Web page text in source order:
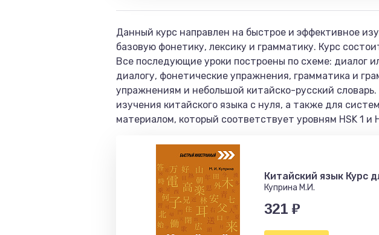
Данный курс направлен на быстрое и эффективное
базовую фонетику, лексику и грамматику. Курс
Все последующие уроки построены по схеме: диалог
диалогу, фонетические упражнения, грамматика и
упражнениям и небольшой китайско-русский
изучения китайского языка с нуля, а также для
материалом, который соответствует уровням HSK 1 и
Китайский язык Курс
Куприна М.И.
321 ₽